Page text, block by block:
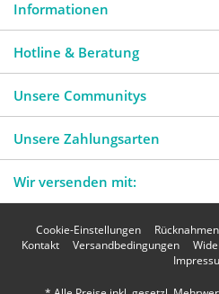
Informationen
Hotline & Beratung
Unsere Communitys
Unsere Zahlungsarten
Wir versenden mit:
Cookie-Einstellungen
Kontakt
Versandbedingungen